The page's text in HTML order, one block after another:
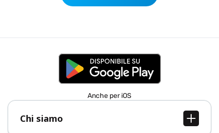
Anche per iOS
Chi siamo